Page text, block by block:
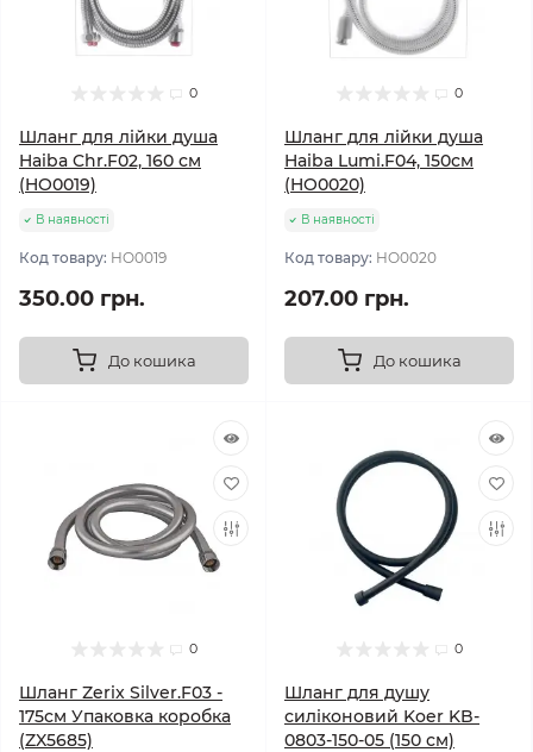
0
Шланг для лійки душа
Haiba Chr.F02, 160 см
(HO0019)
В наявності
Код товару: HO0019
350.00 грн.
До кошика
0
Шланг для лійки душа
Haiba Lumi.F04, 150см
(HO0020)
В наявності
Код товару: HO0020
207.00 грн.
До кошика
0
Шланг Zerix Silver.F03 -
175см Упаковка коробка
(ZX5685)
0
Шланг для душу
силіконовий Koer KB-
0803-150-05 (150 см)